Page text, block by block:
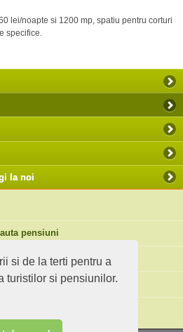
si de la terti pentru a
turistilor si pensiunilor.
lei/noapte si 1200 mp, spatiu pentru corturi
specifice.
la noi
pensiuni
de calatorie
standard